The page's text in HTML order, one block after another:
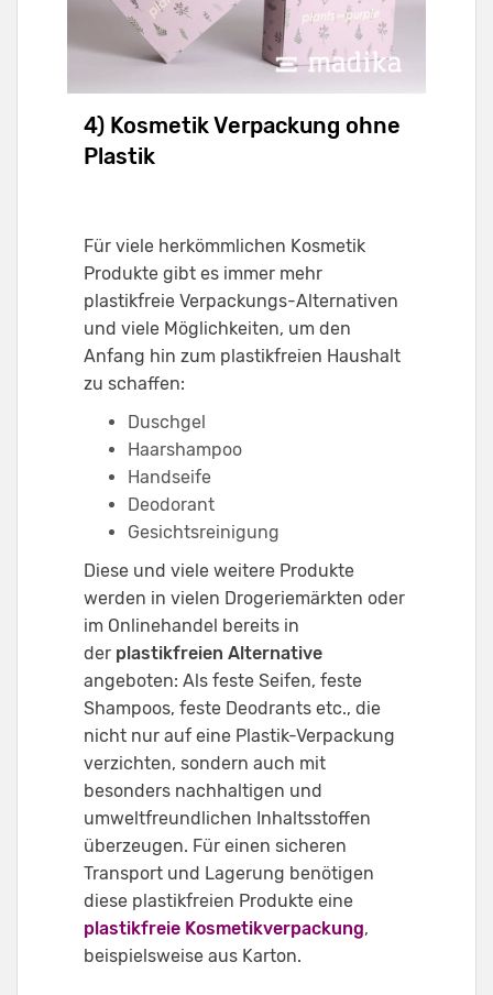
4) Kosmetik Verpackung ohne
Plastik
Für viele herkömmlichen Kosmetik
Produkte gibt es immer mehr
plastikfreie Verpackungs-Alternativen
und viele Möglichkeiten, um den
Anfang hin zum plastikfreien Haushalt
zu schaffen:
Duschgel
Haarshampoo
Handseife
Deodorant
Gesichtsreinigung
Diese und viele weitere Produkte
werden in vielen Drogeriemärkten oder
im Onlinehandel bereits in
der plastikfreien Alternative
angeboten: Als feste Seifen, feste
Shampoos, feste Deodrants etc., die
nicht nur auf eine Plastik-Verpackung
verzichten, sondern auch mit
besonders nachhaltigen und
umweltfreundlichen Inhaltsstoffen
überzeugen. Für einen sicheren
Transport und Lagerung benötigen
diese plastikfreien Produkte eine
plastikfreie Kosmetikverpackung,
beispielsweise aus Karton.